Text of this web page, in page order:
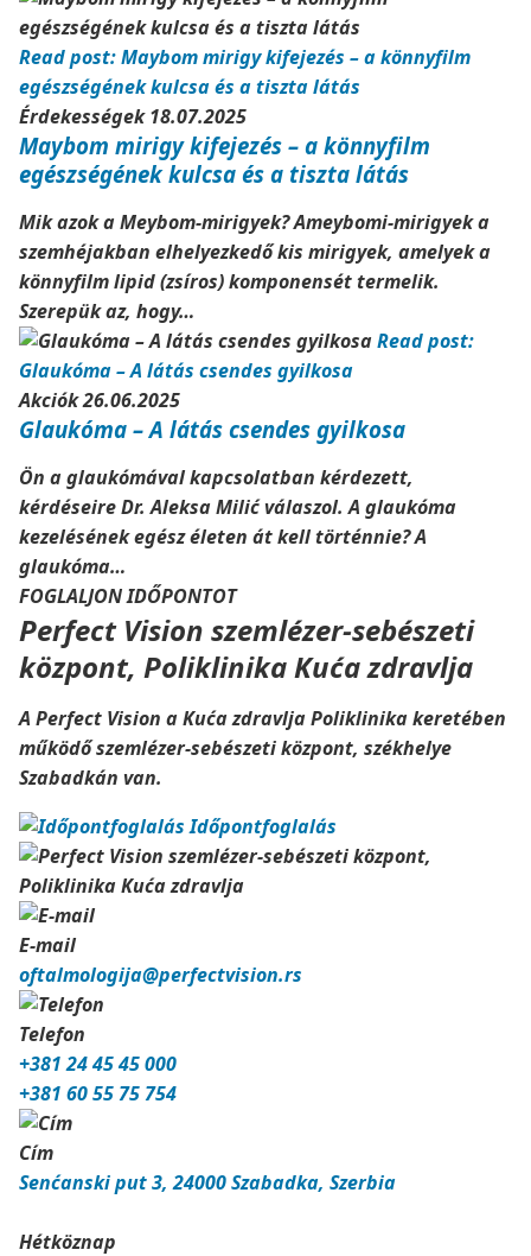
Read post: Maybom mirigy kifejezés – a könnyfilm
egészségének kulcsa és a tiszta látás
Érdekességek18.07.2025
Maybom mirigy kifejezés – a könnyfilm
egészségének kulcsa és a tiszta látás
Mik azok a Meybom-mirigyek? Ameybomi-mirigyek a
szemhéjakban elhelyezkedő kis mirigyek, amelyek a
könnyfilm lipid (zsíros) komponensét termelik.
Szerepük az, hogy…
Read post:
Glaukóma – A látás csendes gyilkosa
Akciók26.06.2025
Glaukóma – A látás csendes gyilkosa
Ön a glaukómával kapcsolatban kérdezett,
kérdéseire Dr. Aleksa Milić válaszol. A glaukóma
kezelésének egész életen át kell történnie? A
glaukóma…
FOGLALJON IDŐPONTOT
Perfect Vision szemlézer-sebészeti
központ, Poliklinika Kuća zdravlja
A Perfect Vision a Kuća zdravlja Poliklinika keretében
működő szemlézer-sebészeti központ, székhelye
Szabadkán van.
Időpontfoglalás
E-mail
oftalmologija@perfectvision.rs
Telefon
+381 24 45 45 000
+381 60 55 75 754
Cím
Senćanski put 3, 24000 Szabadka, Szerbia
Hétköznap